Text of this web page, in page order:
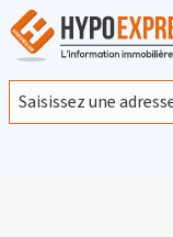
En poursuivant votre
l'utilisation de
trafic.En savoir plus
J'accepte